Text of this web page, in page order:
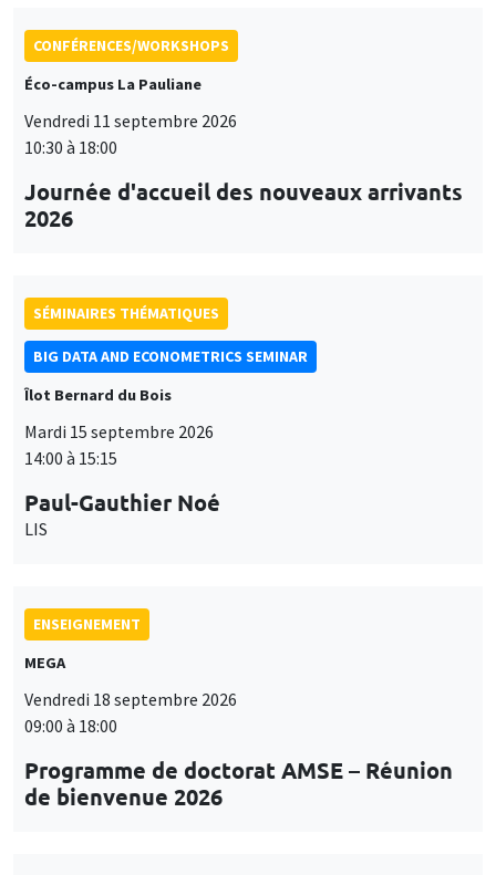
CONFÉRENCES/WORKSHOPS
Éco-campus La Pauliane
Vendredi 11 septembre 2026
10:30 à 18:00
Journée d'accueil des nouveaux arrivants
2026
SÉMINAIRES THÉMATIQUES
BIG DATA AND ECONOMETRICS SEMINAR
Îlot Bernard du Bois
Mardi 15 septembre 2026
14:00 à 15:15
Paul-Gauthier Noé
LIS
ENSEIGNEMENT
MEGA
Vendredi 18 septembre 2026
09:00 à 18:00
Programme de doctorat AMSE – Réunion
de bienvenue 2026